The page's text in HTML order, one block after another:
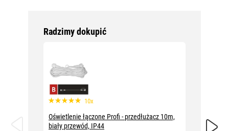
Radzimy dokupić
10x
Oświetlenie łączone Profi - przedłużacz 10m,
biały przewód, IP44
czarny